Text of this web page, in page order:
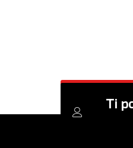
Ti